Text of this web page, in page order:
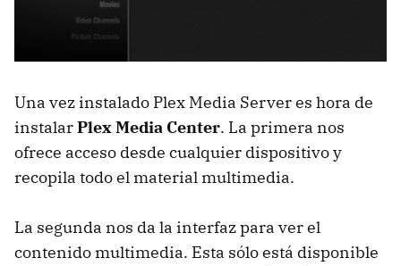
Una vez instalado Plex Media Server es hora de
instalarPlex Media Center. La primera nos
ofrece acceso desde cualquier dispositivo y
recopila todo el material multimedia.
La segunda nos da la interfaz para ver el
contenido multimedia. Esta sólo está disponible